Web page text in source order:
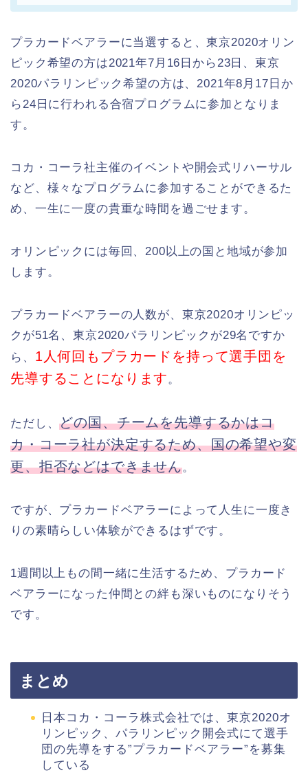
プラカードベアラーに当選すると、東京2020オリン
ピック希望の方は2021年7月16日から23日、東京
2020パラリンピック希望の方は、2021年8月17日か
ら24日に行われる合宿プログラムに参加となりま
す。
コカ・コーラ社主催のイベントや開会式リハーサル
など、様々なプログラムに参加することができるた
め、一生に一度の貴重な時間を過ごせます。
オリンピックには毎回、200以上の国と地域が参加
します。
プラカードベアラーの人数が、東京2020オリンピッ
クが51名、東京2020パラリンピックが29名ですか
ら、 1人何回もプラカードを持って選手団を
先導することになります。
ただし、どの国、チームを先導するかはコ
カ・コーラ社が決定するため、国の希望や変
更、拒否などはできません。
ですが、プラカードベアラーによって人生に一度き
りの素晴らしい体験ができるはずです。
1週間以上もの間一緒に生活するため、プラカード
ベアラーになった仲間との絆も深いものになりそう
です。
まとめ
日本コカ・コーラ株式会社では、東京2020オ
リンピック、パラリンピック開会式にて選手
団の先導をする”プラカードベアラー”を募集
している